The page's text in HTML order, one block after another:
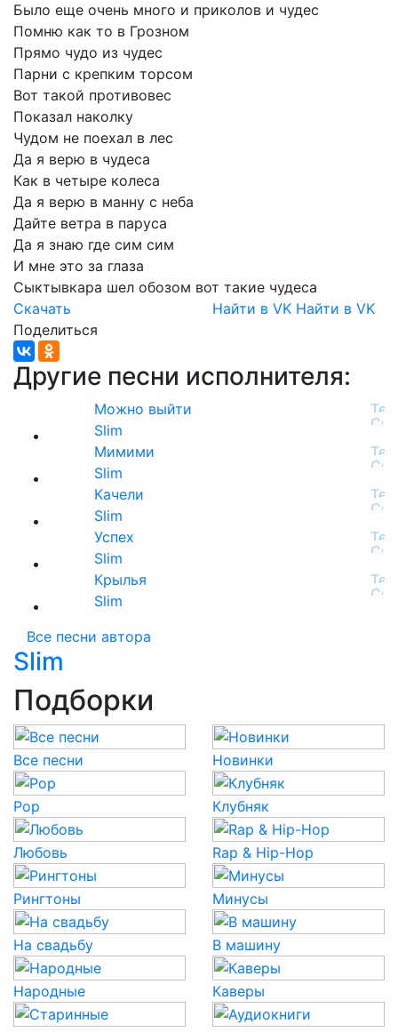
Было еще очень много и приколов и чудес
Помню как то в Грозном
Прямо чудо из чудес
Парни с крепким торсом
Вот такой противовес
Показал наколку
Чудом не поехал в лес
Да я верю в чудеса
Как в четыре колеса
Да я верю в манну с неба
Дайте ветра в паруса
Да я знаю где сим сим
И мне это за глаза
Сыктывкара шел обозом вот такие чудеса
Скачать
Найти в VK Найти в VK
Поделиться
Другие песни исполнителя:
Можно выйти
Slim
Мимими
Slim
Качели
Slim
Успех
Slim
Крылья
Slim
Все песни автора
Slim
Подборки
Все песни Новинки
Pop Клубняк
Любовь Rap & Hip-Hop
Рингтоны Минусы
На свадьбу В машину
Народные Каверы